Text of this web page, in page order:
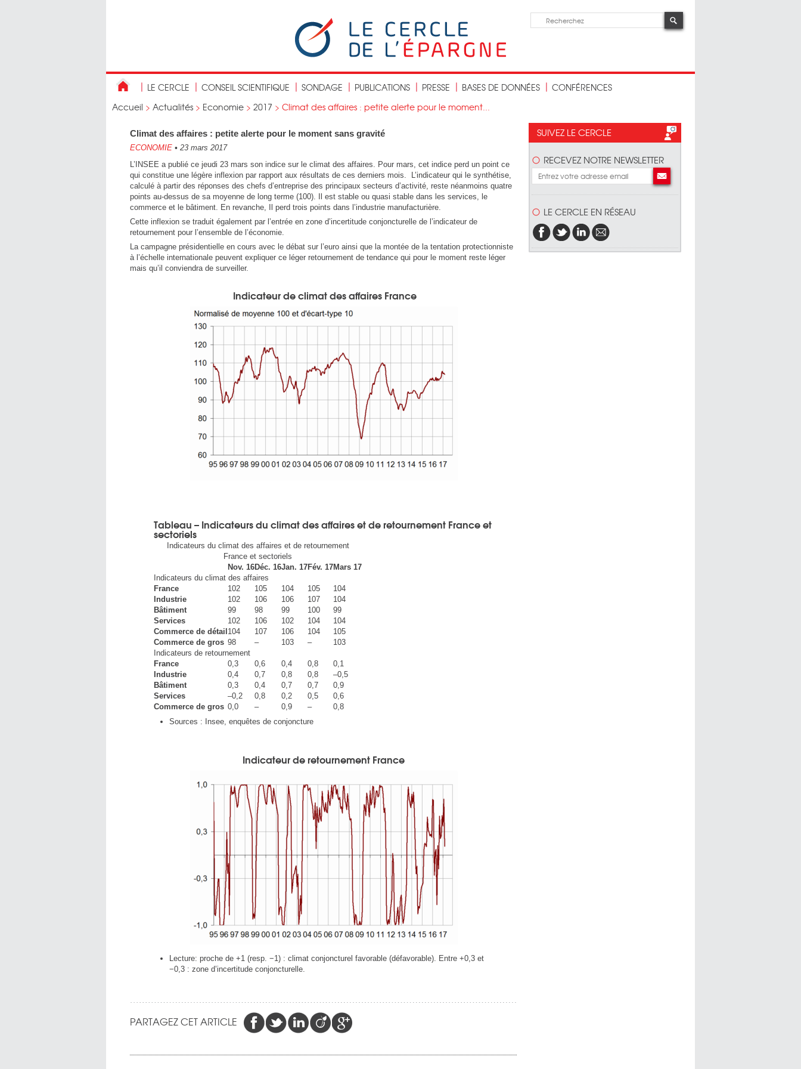
LE CERCLE CONSEIL SCIENTIFIQUE SONDAGE PUBLICATIONS PRESSE BASES DE DONNÉES
CONFÉRENCES
Accueil > Actualités > Economie > 2017 > Climat des affaires : petite alerte pour le moment...
Climat des affaires : petite alerte pour le moment sans gravité
ECONOMIE • 23 mars 2017
L’INSEE a publié ce jeudi 23 mars son indice sur le climat des affaires. Pour mars, cet indice perd un point ce
qui constitue une légère inflexion par rapport aux résultats de ces derniers mois. L’indicateur qui le synthétise,
calculé à partir des réponses des chefs d’entreprise des principaux secteurs d’activité, reste néanmoins quatre
points au-dessus de sa moyenne de long terme (100). Il est stable ou quasi stable dans les services, le
commerce et le bâtiment. En revanche, Il perd trois points dans l’industrie manufacturière.
Cette inflexion se traduit également par l’entrée en zone d’incertitude conjoncturelle de l’indicateur de
retournement pour l’ensemble de l’économie.
La campagne présidentielle en cours avec le débat sur l’euro ainsi que la montée de la tentation protectionniste
à l’échelle internationale peuvent expliquer ce léger retournement de tendance qui pour le moment reste léger
mais qu’il conviendra de surveiller.
Indicateur de climat des affaires France
Tableau – Indicateurs du climat des affaires et de retournement France et
sectoriels
Indicateurs du climat des affaires et de retournement
France et sectoriels
Nov. 16Déc. 16Jan. 17Fév. 17Mars 17
Indicateurs du climat des affaires
France
102 105 104 105
104
Industrie
102 106 106 107
104
Bâtiment
99 98 99 100
99
Services
102 106 102 104
104
Commerce de détail 104 107 106 104
105
Commerce de gros 98 – 103 –
103
Indicateurs de retournement
France
0,3 0,6 0,4 0,8
0,1
Industrie
0,4 0,7 0,8 0,8
–0,5
Bâtiment
0,3 0,4 0,7 0,7
0,9
Services
–0,2 0,8 0,2 0,5
0,6
Commerce de gros 0,0 – 0,9 –
0,8
Sources : Insee, enquêtes de conjoncture
Indicateur de retournement France
Lecture: proche de +1 (resp. −1) : climat conjoncturel favorable (défavorable). Entre +0,3 et
−0,3 : zone d’incertitude conjoncturelle.
PARTAGEZ CET ARTICLE
SUIVEZ LE CERCLE
RECEVEZ NOTRE NEWSLETTER
LE CERCLE EN RÉSEAU